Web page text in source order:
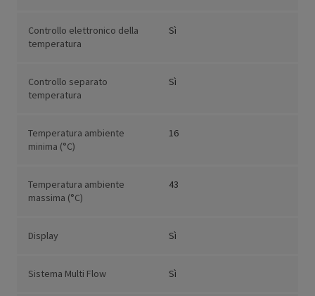
Controllo elettronico della
temperatura
Sì
Controllo separato
temperatura
Sì
Temperatura ambiente
minima (°C)
16
Temperatura ambiente
massima (°C)
43
Display Sì
Sistema Multi Flow Sì